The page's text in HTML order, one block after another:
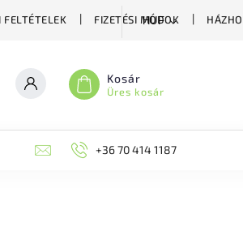
FELTÉTELEK FIZETÉSI MÓDOK
HUF
Kosár
Üres kosár
BLOG MÉHÉSZETI
+36 70 414 1187